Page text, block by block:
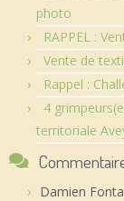
photo
RAPPEL :
Vente de
Rappel :
4
territoriale
Damien